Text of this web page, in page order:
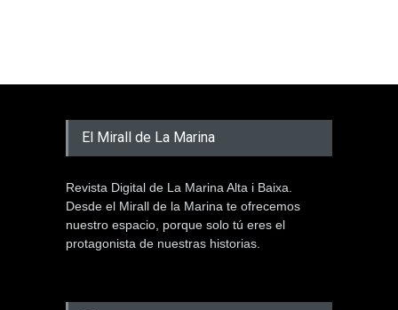
El Mirall de La Marina
Revista Digital de La Marina Alta i Baixa.
Desde el Mirall de la Marina te ofrecemos
nuestro espacio, porque solo tú eres el
protagonista de nuestras historias.